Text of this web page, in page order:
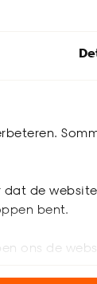
dat de
bent.
ons de
van 10 meter
in